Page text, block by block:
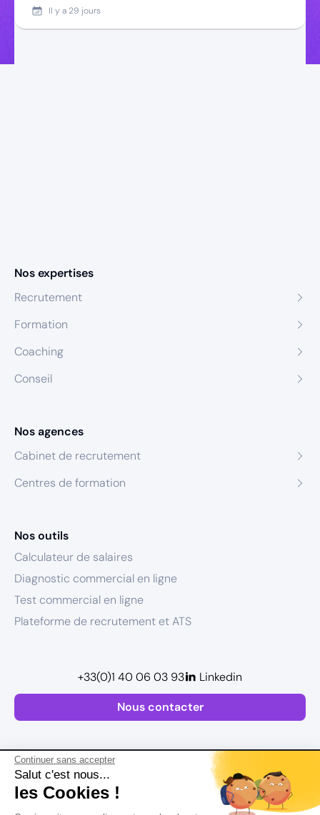
Continuer sans accepter
Salut c'est nous...
les Cookies !
Il y a 29 jours
Nos expertises
Recrutement
Formation
Coaching
Conseil
Nos agences
Cabinet de recrutement
Centres de formation
Nos outils
Calculateur de salaires
Diagnostic commercial en ligne
Test commercial en ligne
Plateforme de recrutement et ATS
Nous contacter
+33(0)1 40 06 03 93 Linkedin